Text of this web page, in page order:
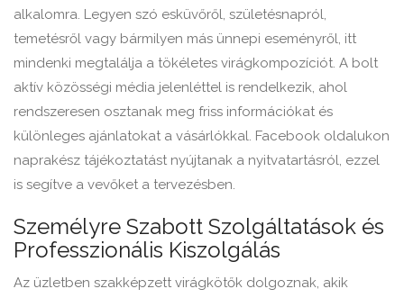
alkalomra. Legyen szó esküvőről, születésnapról,
temetésről vagy bármilyen más ünnepi eseményről, itt
mindenki megtalálja a tökéletes virágkompozíciót. A bolt
aktív közösségi média jelenléttel is rendelkezik, ahol
rendszeresen osztanak meg friss információkat és
különleges ajánlatokat a vásárlókkal. Facebook oldalukon
naprakész tájékoztatást nyújtanak a nyitvatartásról, ezzel
is segítve a vevőket a tervezésben.
Személyre Szabott Szolgáltatások és
Professzionális Kiszolgálás
Az üzletben szakképzett virágkötők dolgoznak, akik